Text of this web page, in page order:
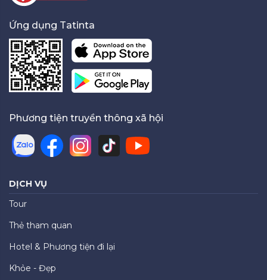
Ứng dụng Tatinta
Phương tiện truyền thông xã hội
DỊCH VỤ
Tour
Thẻ tham quan
Hotel & Phương tiện đi lại
Khỏe - Đẹp